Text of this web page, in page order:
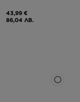
43,99 €
86,04 ЛВ.